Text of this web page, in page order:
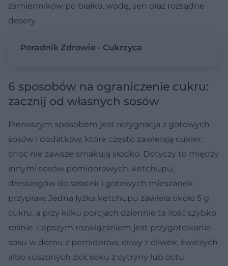
zamienników po białko, wodę, sen oraz rozsądne
desery.
Poradnik Zdrowie - Cukrzyca
6 sposobów na ograniczenie cukru:
zacznij od własnych sosów
Pierwszym sposobem jest rezygnacja z gotowych
sosów i dodatków, które często zawierają cukier,
choć nie zawsze smakują słodko. Dotyczy to między
innymi sosów pomidorowych, ketchupu,
dressingów do sałatek i gotowych mieszanek
przypraw. Jedna łyżka ketchupu zawiera około 5 g
cukru, a przy kilku porcjach dziennie ta ilość szybko
rośnie. Lepszym rozwiązaniem jest przygotowanie
sosu w domu z pomidorów, oliwy z oliwek, świeżych
albo suszonych ziół, soku z cytryny lub octu